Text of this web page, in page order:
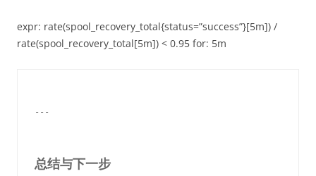
expr: rate(spool_recovery_total{status=”success”}[5m]) /
rate(spool_recovery_total[5m]) < 0.95 for: 5m
---
总结与下一步